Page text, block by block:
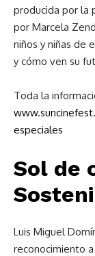
producida por la
por Marcela
niños y niñas de
y cómo ven su
Toda la
especiales
Sol de
Luis Miguel
reconocimiento